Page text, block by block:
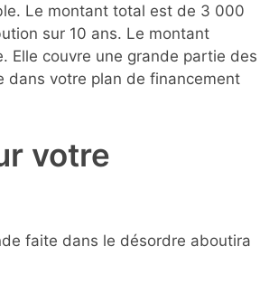
Le montant total est de 3 000
sur 10 ans. Le montant
Elle couvre une grande partie des
dans votre plan de financement
votre
faite dans le désordre aboutira